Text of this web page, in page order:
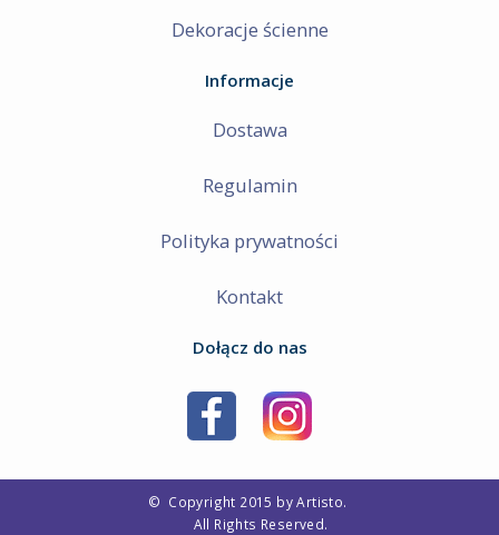
Dekoracje ścienne
Informacje
Dostawa
Regulamin
Polityka prywatności
Kontakt
Dołącz do nas
© Copyright 2015 by Artisto.
All Rights Reserved.